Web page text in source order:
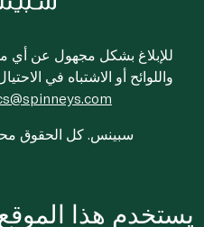
للإبلاغ بشكل مجهول عن أي
واللوائح أو الاشتباه في
© 2020-2026 سبينس. كل
يستخدم هذا